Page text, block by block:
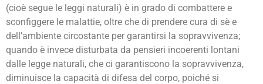
(cioè segue le leggi naturali) è in grado di combattere e
sconfiggere le malattie, oltre che di prendere cura di sè e
dell’ambiente circostante per garantirsi la sopravvivenza;
quando è invece disturbata da pensieri incoerenti lontani
dalle legge naturali, che ci garantiscono la sopravvivenza,
diminuisce la capacità di difesa del corpo, poiché si